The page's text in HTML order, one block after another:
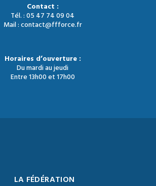
Contact :
Tél. : 05 47 74 09 04
Mail : contact@ffforce.fr
Horaires d’ouverture :
Du mardi au jeudi
Entre 13h00 et 17h00
LA FÉDÉRATION